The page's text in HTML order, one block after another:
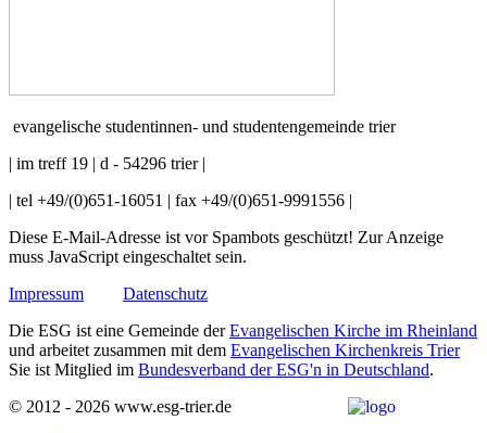
evangelische studentinnen- und studentengemeinde trier
| im treff 19 | d - 54296 trier |
| tel +49/(0)651-16051 | fax +49/(0)651-9991556 |
Diese E-Mail-Adresse ist vor Spambots geschützt! Zur Anzeige
muss JavaScript eingeschaltet sein.
Impressum
Datenschutz
Die ESG ist eine Gemeinde derEvangelischen Kirche im Rheinland
und arbeitet zusammen mit dem Evangelischen Kirchenkreis Trier
Sie ist Mitglied im Bundesverband der ESG'n in Deutschland.
© 2012 - 2026 www.esg-trier.de